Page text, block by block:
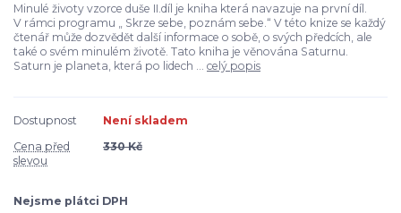
Minulé životy vzorce duše II.díl je kniha která navazuje na první díl.
V rámci programu „ Skrze sebe, poznám sebe.“ V této knize se každý
čtenář může dozvědět další informace o sobě, o svých předcích, ale
také o svém minulém životě. Tato kniha je věnována Saturnu.
Saturn je planeta, která po lidech ... celý popis
Dostupnost
Není skladem
Cena před
slevou
330 Kč
Nejsme plátci DPH